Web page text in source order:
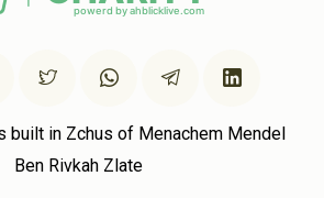
built in Zchus of Menachem Mendel
Ben Rivkah Zlate